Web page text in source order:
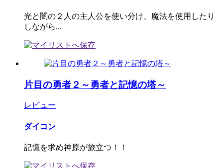
光と闇の２人の主人公を使い分け、魔法を使用したり
しながら...
片目の勇者２～勇者と記憶の塔～
レビュー
ダイコン
記憶を求め神原が旅立つ！！